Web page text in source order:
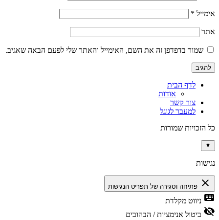
אימייל *
אתר
שמור בדפדפן זה את השם, האימייל והאתר שלי לפעם הבאה שאגיב.
לדף הבית
אודות
צור קשר
למעבר לגוגל
כל הזכויות שמורות
נגישות
close פתיחה וסגירה של תפריט הנגישות
keyboard ניווט מקלדת
visibility_off ביטול אנימציות / הבהובים